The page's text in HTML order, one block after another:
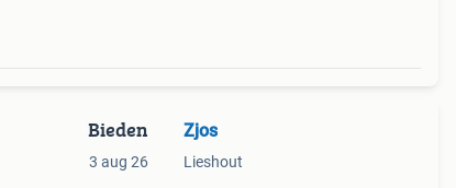
Bieden
3 aug 26
Zjos
Lieshout